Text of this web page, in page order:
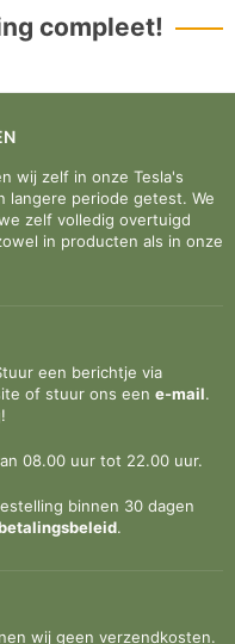
compleet!
wij zelf in onze Tesla's
langere periode getest. We
zelf volledig overtuigd
in producten als in onze
een berichtje via
of stuur ons een e-mail.
08.00 uur tot 22.00 uur.
binnen 30 dagen
.
wij geen verzendkosten.